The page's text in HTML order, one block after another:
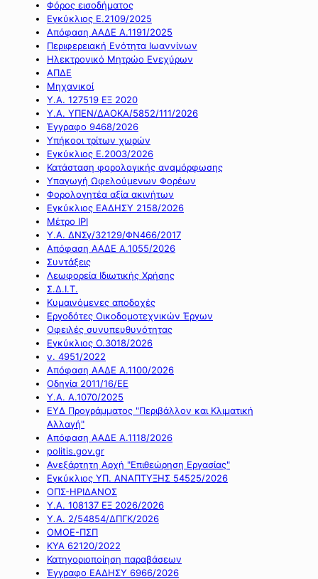
Φόρος εισοδήματος
Εγκύκλιος Ε.2109/2025
Απόφαση ΑΑΔΕ Α.1191/2025
Περιφερειακή Ενότητα Ιωαννίνων
Ηλεκτρονικό Μητρώο Ενεχύρων
ΑΠΔΕ
Μηχανικοί
Υ.Α. 127519 ΕΞ 2020
Υ.Α. ΥΠΕΝ/ΔΑΟΚΑ/5852/111/2026
Έγγραφο 9468/2026
Υπήκοοι τρίτων χωρών
Εγκύκλιος Ε.2003/2026
Κατάσταση φορολογικής αναμόρφωσης
Υπαγωγή Ωφελούμενων Φορέων
Φορολογητέα αξία ακινήτων
Εγκύκλιος ΕΑΔΗΣΥ 2158/2026
Μέτρο IPI
Υ.Α. ΔΝΣγ/32129/ΦΝ466/2017
Απόφαση ΑΑΔΕ Α.1055/2026
Συντάξεις
Λεωφορεία Ιδιωτικής Χρήσης
Σ.Δ.Ι.Τ.
Κυμαινόμενες αποδοχές
Εργοδότες Οικοδομοτεχνικών Έργων
Οφειλές συνυπευθυνότητας
Εγκύκλιος Ο.3018/2026
ν. 4951/2022
Απόφαση ΑΑΔΕ Α.1100/2026
Οδηγία 2011/16/ΕΕ
Υ.Α. Α.1070/2025
ΕΥΔ Προγράμματος "Περιβάλλον και Κλιματική
Αλλαγή"
Απόφαση ΑΑΔΕ Α.1118/2026
politis.gov.gr
Ανεξάρτητη Αρχή "Επιθεώρηση Εργασίας"
Εγκύκλιος ΥΠ. ΑΝΑΠΤΥΞΗΣ 54525/2026
ΟΠΣ-ΗΡΙΔΑΝΟΣ
Υ.Α. 108137 ΕΞ 2026/2026
Υ.Α. 2/54854/ΔΠΓΚ/2026
ΟΜΟΕ-ΠΣΠ
ΚΥΑ 62120/2022
Κατηγοριοποίηση παραβάσεων
Έγγραφο ΕΑΔΗΣΥ 6966/2026